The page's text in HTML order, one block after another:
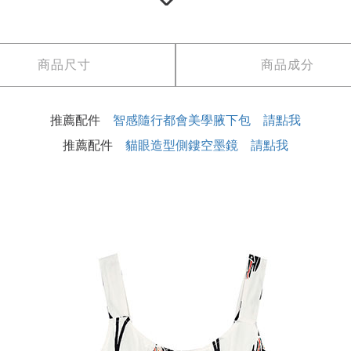
商品尺寸 商品成分
推薦配件 智感隨行都會美學腋下包 請點我
推薦配件 貓眼造型側鏤空墨鏡 請點我